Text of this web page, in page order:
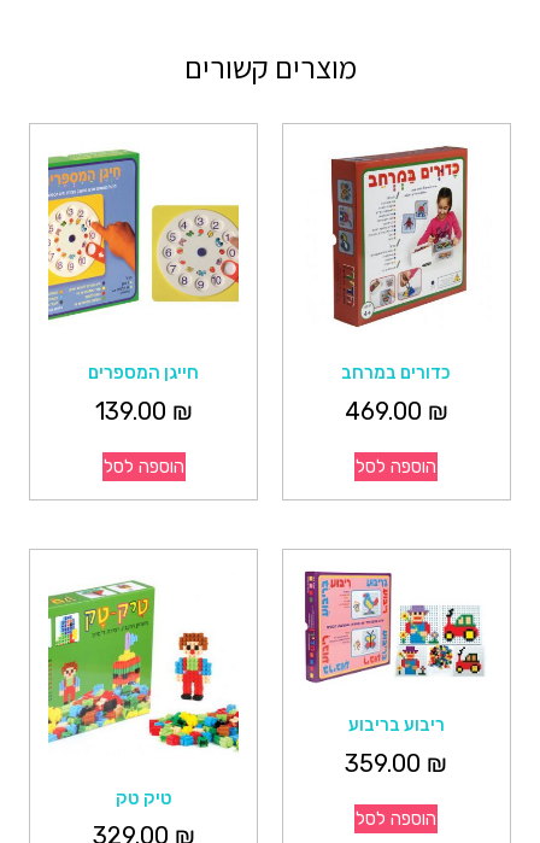
מוצרים קשורים
כדורים במרחב
469.00 ₪
הוספה לסל
חייגן המספרים
139.00 ₪
הוספה לסל
ריבוע בריבוע
359.00 ₪
הוספה לסל
טיק טק
329.00 ₪